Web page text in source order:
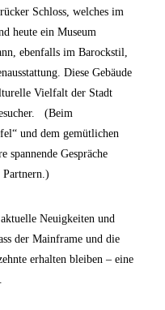
Schloss, welches im
heute ein Museum
ebenfalls im Barockstil,
Diese Gebäude
Vielfalt der Stadt
(Beim
und dem gemütlichen
spannende Gespräche
Neuigkeiten und
der Mainframe und die
erhalten bleiben – eine